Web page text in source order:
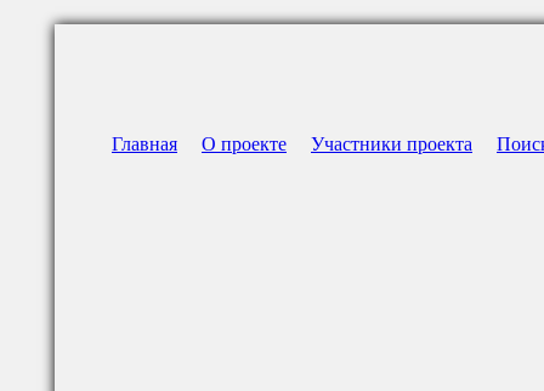
Главная О проекте Участники проекта